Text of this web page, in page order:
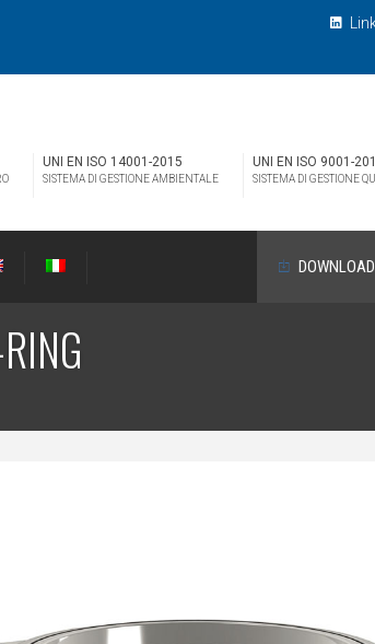
UNI EN ISO 9001-
SISTEMA DI GESTIONE
UNI EN ISO 14001-2015
SISTEMA DI GESTIONE AMBIENTALE